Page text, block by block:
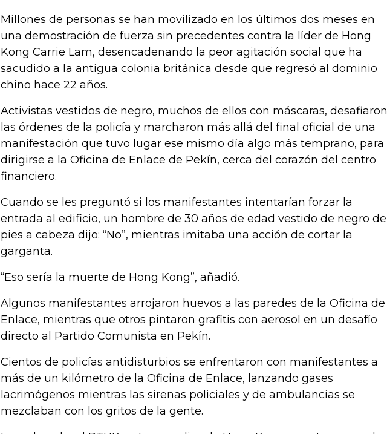
Millones de personas se han movilizado en los últimos dos meses en
una demostración de fuerza sin precedentes contra la líder de Hong
Kong Carrie Lam, desencadenando la peor agitación social que ha
sacudido a la antigua colonia británica desde que regresó al dominio
chino hace 22 años.
Activistas vestidos de negro, muchos de ellos con máscaras, desafiaron
las órdenes de la policía y marcharon más allá del final oficial de una
manifestación que tuvo lugar ese mismo día algo más temprano, para
dirigirse a la Oficina de Enlace de Pekín, cerca del corazón del centro
financiero.
Cuando se les preguntó si los manifestantes intentarían forzar la
entrada al edificio, un hombre de 30 años de edad vestido de negro de
pies a cabeza dijo: “No”, mientras imitaba una acción de cortar la
garganta.
“Eso sería la muerte de Hong Kong”, añadió.
Algunos manifestantes arrojaron huevos a las paredes de la Oficina de
Enlace, mientras que otros pintaron grafitis con aerosol en un desafío
directo al Partido Comunista en Pekín.
Cientos de policías antidisturbios se enfrentaron con manifestantes a
más de un kilómetro de la Oficina de Enlace, lanzando gases
lacrimógenos mientras las sirenas policiales y de ambulancias se
mezclaban con los gritos de la gente.